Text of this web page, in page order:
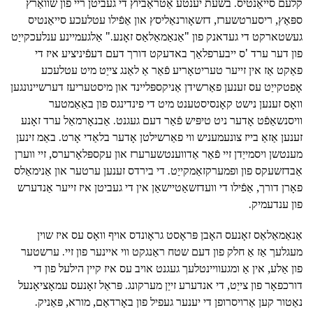
ספּאַץ, ריסערטשערז, דזשאָורנאַליסץ און אַפֿילו עטלעכע סייאַנטיס
געשטארקט די געדאנק פון "אַנאַמאַלאַס זאָנע." אַלגעמיינע ענלעכקייַט
פון דער ערד 'ס ייבערפלאַך באדעקט דורך דעם דעפֿיניציע איז די
פאַקט אַז אין זייער טעריטאָריע פֿאַר אַ לאַנג צייַט מיט עטלעכע
אָפטקייַט עס זענען פאַרשידן אַניקספּליינד און מיסטעריעז דערשיינונגען
וואָס זענען נישט קאָנסיסטענט מיט די פינדינגס פון באַאַמטער
וויסנשאַפֿט אָדער ניט טיפּיש פֿאַר דעם געגנט. אַבנאָרמאַל ערד זאָנע
זענען אַזאַ בייז צונעמעניש ווי פאַרשילטן אָדער בלאַדי אָרט. באַמ זינען
מענטשן ויסמייַדן זיי פֿאַר אַדווענטשערערז און עקספּלאָרערס, זיי ווערן
אַבדזשעקס פון ופמערקזאַמקייַט. די בירדס זענען ערטער און אַנימאַלס
פאָרן דורך, אַפֿילו די וועדזשאַטיישאַן אין די געביטן איז זייער אַנדערש
פון ענדעמיק.
אַנאַמאַלאַס זאָנעס האָבן פּראָסט גראָונדס אויף וואָס עס איז שוין
מעגלעך אַז אַ חלק פון דעם שטח ראַנגקט ווי איינער פון זיי. ערשטער
פון אַלע, אין אַ ומגעוויינטלעך געגנט אויב עס איז קיין הילעל פון די
דורכפאָר פון צייַט, די אנדערע זייַן מערקונג. פּראַל זאָנעס עמאָציאָנעל
נאַטור קען אַרויסרופן די יענער געפיל פון באָרדאַם, מורא, פּאַניק.